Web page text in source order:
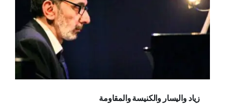
زياد واليسار والكنيسة والمقاومة